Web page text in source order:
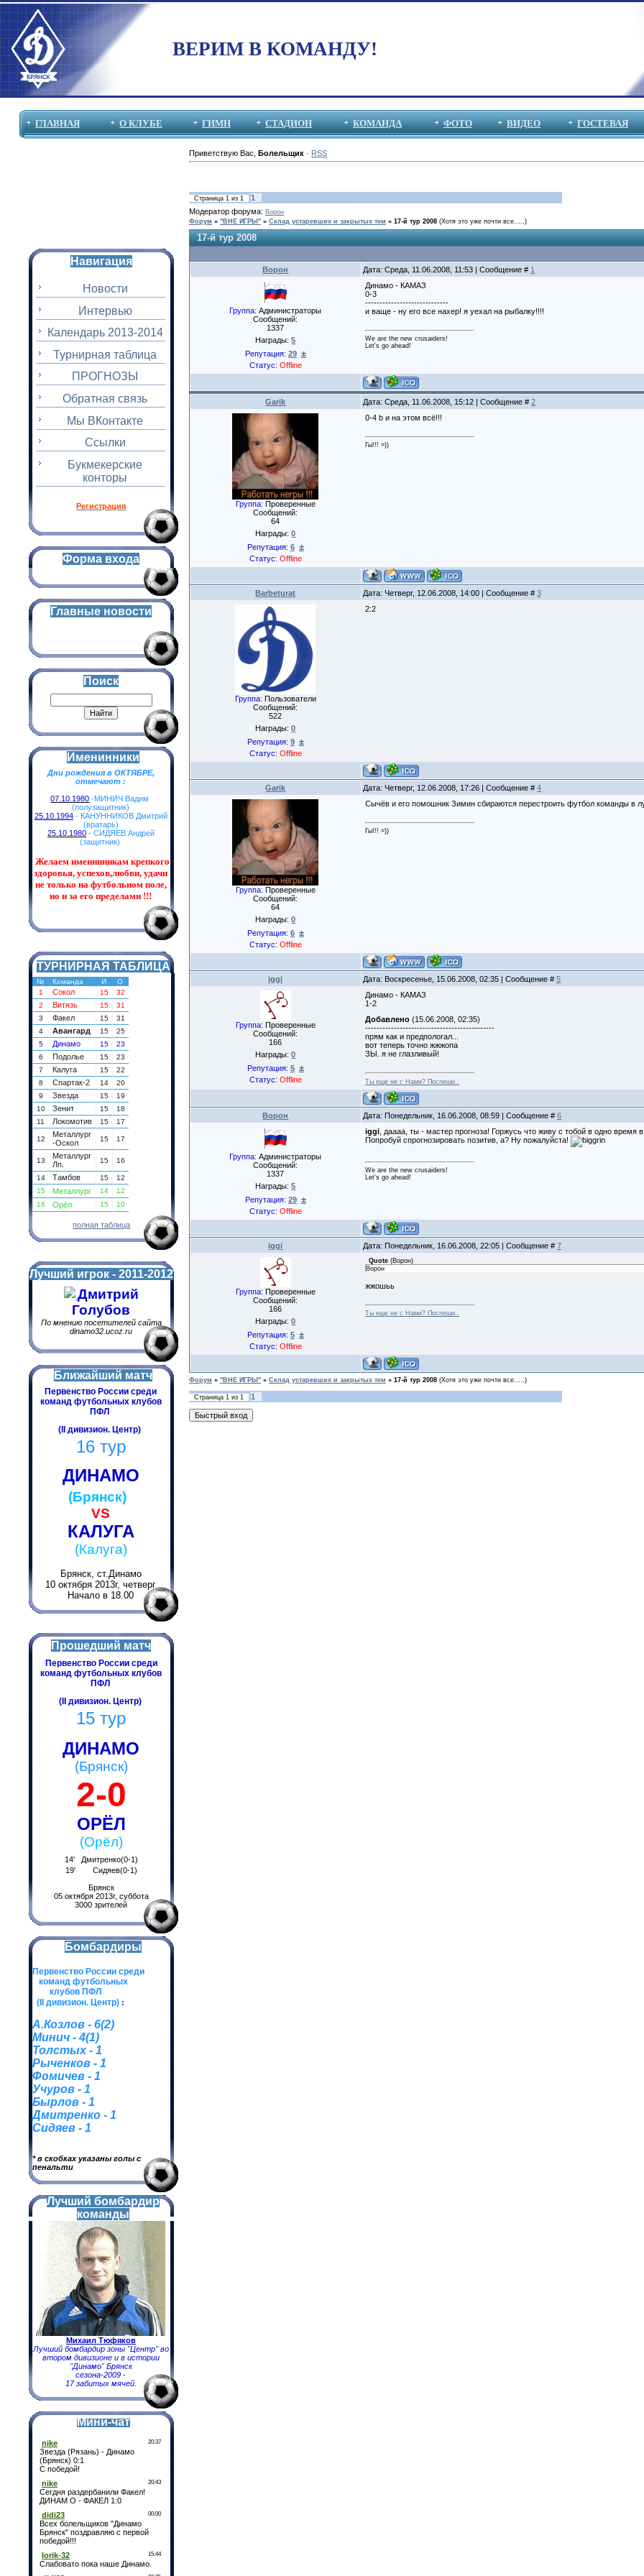
ВЕРИМ В КОМАНДУ!
ГЛАВНАЯ О КЛУБЕ ГИМН СТАДИОН КОМАНДА ФОТО ВИДЕО ГОСТЕВАЯ
Навигация
Новости
Интервью
Календарь 2013-2014
Турнирная таблица
ПРОГНОЗЫ
Обратная связь
Мы ВКонтакте
Ссылки
Букмекерские
конторы
Регистрация
Форма входа
Главные новости
Поиск
Именинники
Дни рождения в ОКТЯБРЕ,
отмечают :
07.10.1980 -МИНИЧ Вадим
(полузащитник)
25.10.1994 - КАНУННИКОВ Дмитрий
(вратарь)
25.10.1980 - СИДЯЕВ Андрей
(защитник)
Желаем именинникам крепкого
здоровья, успехов,любви, удачи
не только на футбольном поле,
но и за его пределами !!!
ТУРНИРНАЯ ТАБЛИЦА
№ Команда И
О
1
Сокол 15
32
2
Витязь 15
31
3
Факел 15
31
4
Авангард 15
25
5
Динамо 15
23
6
Подолье 15
23
7
Калуга 15
22
8
Спартак-2 14
20
9
Звезда 15
19
10
Зенит 15
18
11
Локомотив 15 17
12
Металлург
-Оскол
15 17
13
Металлург
Лп.
15 16
14 Тамбов 15
12
15
Металлург 14
12
16
Орёл 15 10
полная таблица
Лучший игрок - 2011-2012
Дмитрий
Голубов
По мнению посетителей сайта
dinamo32.ucoz.ru
Ближайший матч
Первенство России среди
команд футбольных клубов
ПФЛ
(II дивизион. Центр)
16 тур
ДИНАМО
(Брянск)
VS
КАЛУГА
(Калуга)
Брянск, ст.Динамо
10 октября 2013г, четверг
Начало в 18.00
Прошедший матч
Первенство России среди
команд футбольных клубов
ПФЛ
(II дивизион. Центр)
15 тур
ДИНАМО
(Брянск)
2-0
ОРЁЛ
(Орёл)
14' Дмитренко(0-1)
19' Сидяев(0-1)
Брянск
05 октября 2013г, суббота
3000 зрителей
Бомбардиры
Первенство России среди
команд футбольных
клубов ПФЛ
(II дивизион. Центр) :
А.Козлов - 6(2)
Минич - 4(1)
Толстых - 1
Рыченков - 1
Фомичев - 1
Учуров - 1
Бырлов - 1
Дмитренко - 1
Сидяев - 1
* в скобках указаны голы с
пенальти
Лучший бомбардир
команды
Михаил Тюфяков
Лучший бомбардир зоны "Центр" во
втором дивизионе и в истории
"Динамо" Брянск
сезона-2009 -
17 забитых мячей.
Мини-чат
Приветствую Вас Болельщик· RSS
Страница 1 из 1
1
Модератор форума: Ворон
Форум » "ВНЕ ИГРЫ" » Склад устаревших и закрытых тем » 17-й тур 2008 (Хотя это уже почти все.....)
17-й тур 2008
Ворон Дата: Среда, 11.06.2008, 11:53 | Сообщение # 1
Группа: Администраторы
Сообщений:
1337
Награды:5
Репутация: 29 ±
Статус: Offline
Динамо - КАМАЗ
0-3
-----------------------------
и ваще - ну его все нахер! я уехал на рыбалку!!!!
We are the new crusaiders!
Let's go ahead!
Garik Дата: Среда, 11.06.2008, 15:12 | Сообщение # 2
Группа: Проверенные
Сообщений:
64
Награды:0
Репутация: 6 ±
Статус: Offline
0-4 b и на этом всё!!!
Гы!!! =))
Barbeturat Дата: Четверг, 12.06.2008, 14:00 | Сообщение # 3
Группа: Пользователи
Сообщений:
522
Награды:0
Репутация: 9 ±
Статус: Offline
2:2
Garik Дата: Четверг, 12.06.2008, 17:26 | Сообщение # 4
Группа: Проверенные
Сообщений:
64
Награды:0
Репутация: 6 ±
Статус: Offline
Сычёв и его помошник Зимин сбираются перестроить футбол команды в
Гы!!! =))
iggi Дата: Воскресенье, 15.06.2008, 02:35 | Сообщение # 5
Группа: Проверенные
Сообщений:
166
Награды:0
Репутация: 5 ±
Статус: Offline
Динамо - КАМАЗ
1-2
Добавлено(15.06.2008, 02:35)
---------------------------------------------
прям как и предпологал...
вот теперь точно жжжопа
ЗЫ. я не глазливый!
Ты еще не с Нами? Поспеши..
Ворон Дата: Понедельник, 16.06.2008, 08:59 | Сообщение # 6
Группа: Администраторы
Сообщений:
1337
Награды:5
Репутация: 29 ±
Статус: Offline
iggi, даааа, ты - мастер прогноза! Горжусь что живу с тобой в одно время
Попробуй спрогнозировать позитив, а? Ну пожалуйста!
We are the new crusaiders!
Let's go ahead!
iggi Дата: Понедельник, 16.06.2008, 22:05 | Сообщение # 7
Группа: Проверенные
Сообщений:
166
Награды:0
Репутация: 5 ±
Статус: Offline
Quote(Ворон)
Ворон
жжошьь
Ты еще не с Нами? Поспеши..
Форум » "ВНЕ ИГРЫ" » Склад устаревших и закрытых тем » 17-й тур 2008 (Хотя это уже почти все.....)
Страница 1 из 1
1